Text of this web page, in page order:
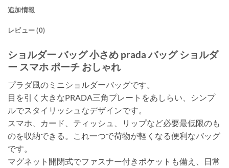
追加情報
レビュー (0)
ショルダー バッグ 小さめ prada バッグ ショルダ
ー スマホ ポーチ おしゃれ
プラダ風のミニショルダーバッグです。
目を引く大きなPRADA三角プレートをあしらい、シンプ
ルでスタイリッシュなデザインです。
スマホ、カード、ティッシュ、リップなど必要最低限のも
のを収納できる。これ一つで荷物が軽くなる便利なバッグ
です。
マグネット開閉式でファスナー付きポケットも備え、日常